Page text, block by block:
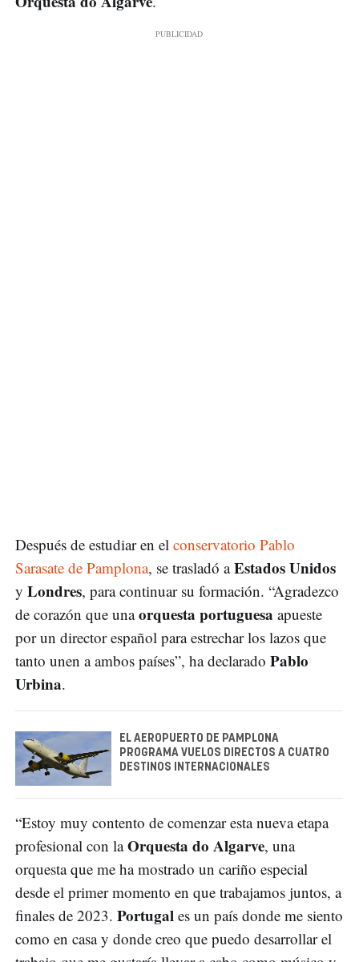
Después de estudiar en el conservatorio Pablo
Sarasate de Pamplona, se trasladó aEstados Unidos
y Londres, para continuar su formación. “Agradezco
de corazón que unaorquesta portuguesa apueste
por un director español para estrechar los lazos que
tanto unen a ambos países”, ha declarado Pablo
Urbina.
EL AEROPUERTO DE PAMPLONA
PROGRAMA VUELOS DIRECTOS A CUATRO
DESTINOS INTERNACIONALES
“Estoy muy contento de comenzar esta nueva etapa
profesional con laOrquesta do Algarve, una
orquesta que me ha mostrado un cariño especial
desde el primer momento en que trabajamos juntos, a
finales de 2023. Portugal es un país donde me siento
como en casa y donde creo que puedo desarrollar el